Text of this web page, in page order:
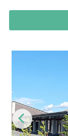
Previous